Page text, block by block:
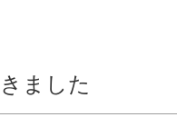
ました